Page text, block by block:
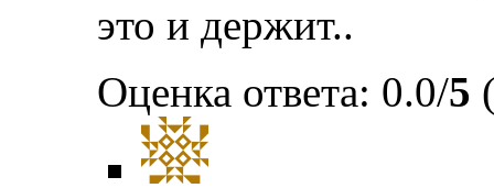
это и держит..
Оценка ответа: 0.0/5